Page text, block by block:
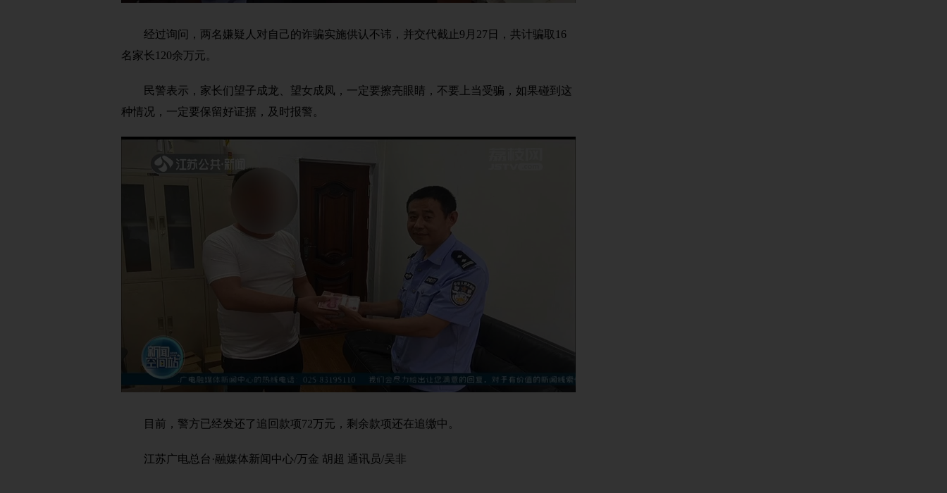
经过询问，两名嫌疑人对自己的诈骗实施供认不讳，并交代截止9月27日，共计骗取16
名家长120余万元。
民警表示，家长们望子成龙、望女成凤，一定要擦亮眼睛，不要上当受骗，如果碰到这
种情况，一定要保留好证据，及时报警。
目前，警方已经发还了追回款项72万元，剩余款项还在追缴中。
江苏广电总台·融媒体新闻中心/万金 胡超 通讯员/吴非